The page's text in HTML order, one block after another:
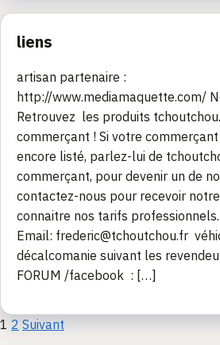
liens
artisan partenaire :
http://www.mediamaquette.com/
Retrouvez les produits
commerçant ! Si votre
encore listé, parlez-lui de
commerçant, pour devenir un de
contactez-nous pour recevoir
connaitre nos tarifs professionnels.
Email: frederic@tchoutchou.fr
décalcomanie suivant les
FORUM /facebook : […]
Pagination
1 2 Suivant